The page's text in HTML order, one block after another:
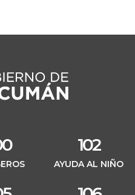
102
AYUDA AL NIÑO